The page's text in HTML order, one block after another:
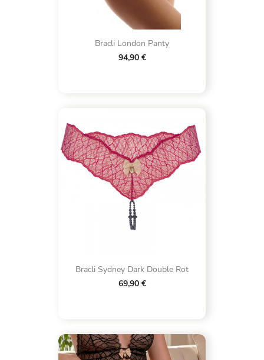
Bracli London Panty
94,90 €
Bracli Sydney Dark Double Rot
69,90 €